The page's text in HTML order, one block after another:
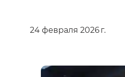
24 февраля 2026 г.